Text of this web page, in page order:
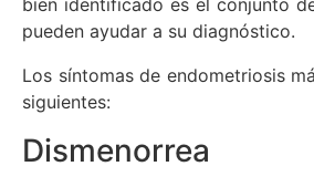
pueden ayudar a su diagnóstico.
Los síntomas de endometriosis
siguientes:
Dismenorrea